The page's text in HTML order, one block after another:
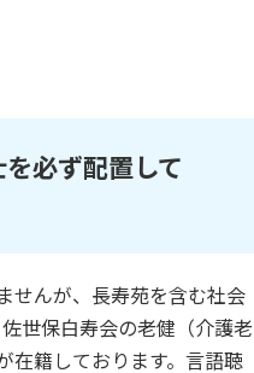
必ず配置して
せんが、長寿苑を含む社会
世保白寿会の老健（介護老
在籍しております。言語聴